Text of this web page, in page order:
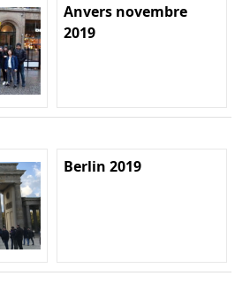
Anvers novembre
2019
Berlin 2019